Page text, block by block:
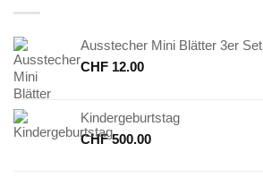
Ausstecher Mini Blätter 3er Set
CHF 12.00
Kindergeburtstag
CHF500.00